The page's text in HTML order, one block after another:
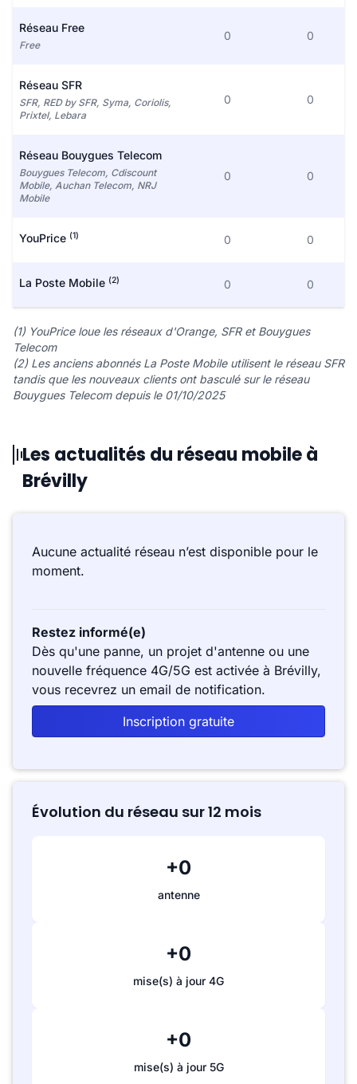
Réseau Free
Free
0 0
Réseau SFR
SFR, RED by SFR, Syma, Coriolis,
Prixtel, Lebara
0 0
Réseau Bouygues Telecom
Bouygues Telecom, Cdiscount
Mobile, Auchan Telecom, NRJ
Mobile
0 0
YouPrice (1) 0 0
La Poste Mobile (2) 0 0
(1) YouPrice loue les réseaux d'Orange, SFR et Bouygues
Telecom
(2) Les anciens abonnés La Poste Mobile utilisent le réseau SFR
tandis que les nouveaux clients ont basculé sur le réseau
Bouygues Telecom depuis le 01/10/2025
Les actualités du réseau mobile à
Brévilly
Aucune actualité réseau n’est disponible pour le
moment.
Restez informé(e)
Dès qu'une panne, un projet d'antenne ou une
nouvelle fréquence 4G/5G est activée à Brévilly,
vous recevrez un email de notification.
Inscription gratuite
Évolution du réseau sur 12 mois
+0
antenne
+0
mise(s) à jour 4G
+0
mise(s) à jour 5G